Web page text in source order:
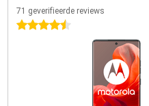
71 geverifieerde reviews
4.5 sterren